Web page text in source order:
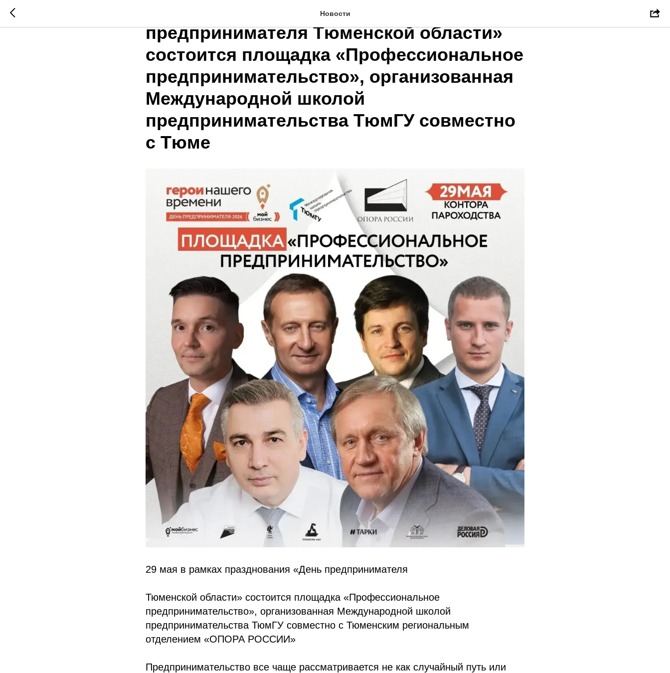
Новости
В рамках празднования «День
предпринимателя Тюменской области»
состоится площадка «Профессиональное
предпринимательство», организованная
Международной школой
предпринимательства ТюмГУ совместно
с Тюме
29 мая в рамках празднования «День предпринимателя
Тюменской области» состоится площадка «Профессиональное
предпринимательство», организованная Международной школой
предпринимательства ТюмГУ совместно с Тюменским региональным
отделением «ОПОРА РОССИИ»
Предпринимательство все чаще рассматривается не как случайный путь или